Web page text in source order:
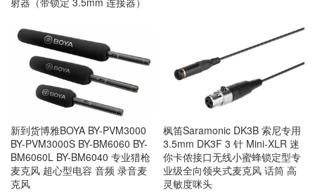
新到货博雅BOYA BY-PVM3000
BY-PVM3000S BY-BM6060 BY-
BM6060L BY-BM6040 专业猎枪
麦克风 超心型电容 音频 录音麦
克风
枫笛Saramonic DK3B 索尼专用
3.5mm DK3F 3 针 Mini-XLR 迷
你卡侬接口无线小蜜蜂锁定型专
业级全向领夹式麦克风 话筒 高
灵敏度咪头